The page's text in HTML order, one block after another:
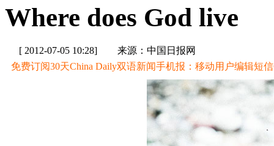
Where does God live
[ 2012-07-05 10:28]
来源：中国日报网
免费订阅30天China Daily双语新闻手机报：移动用户编辑短信